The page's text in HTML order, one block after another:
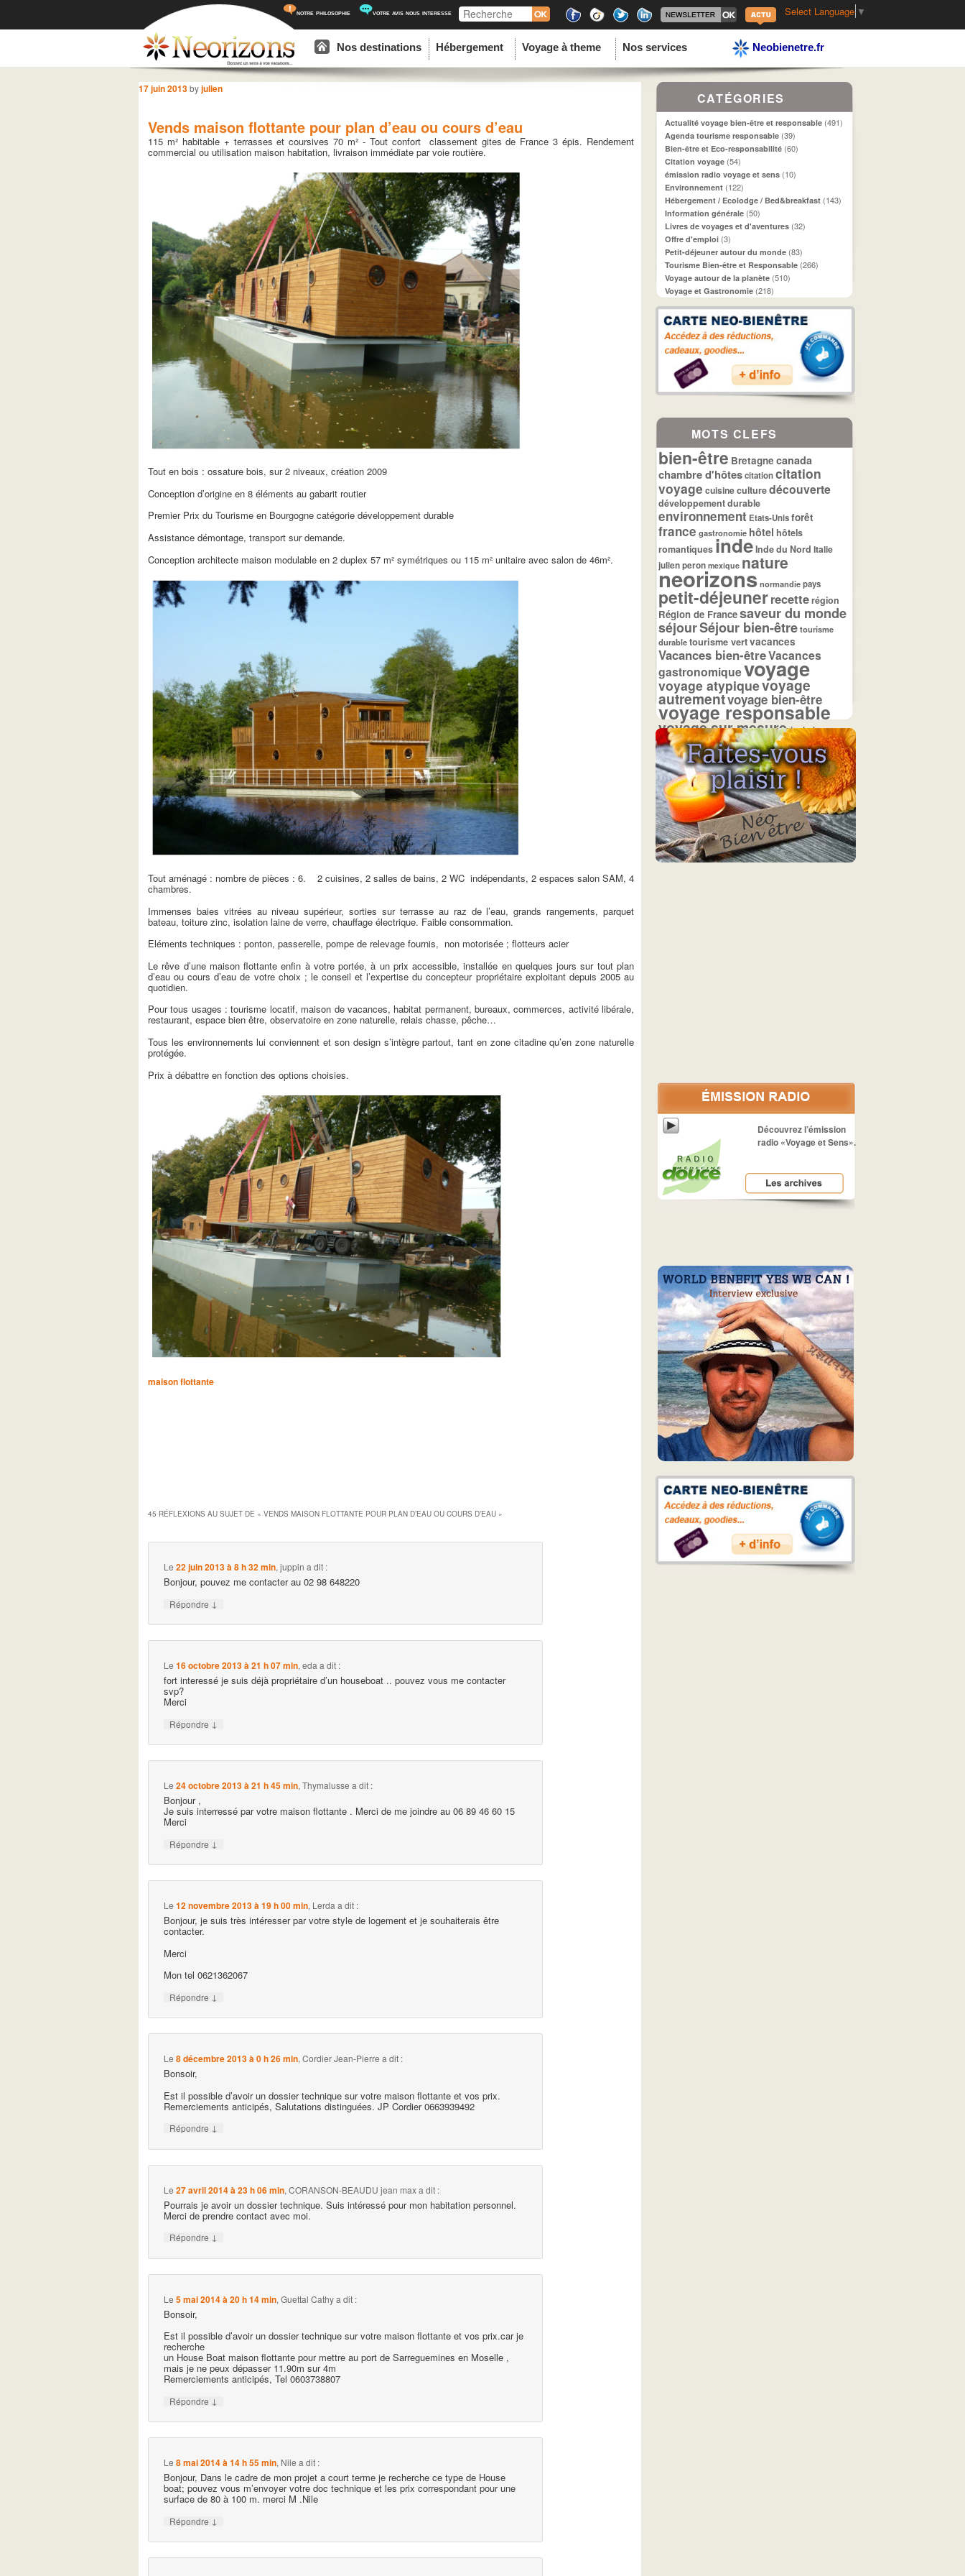
notre philosophie votre avis nous interesse Recherche Select Language ▼
Aller au contenu principal
Aller au contenu secondaire
Nos destinations Hébergement Voyage à theme Nos services Neobienetre.fr
Navigation des articles
Vends maison flottante pour plan d’eau ou cours d’eau
17 juin 2013byjulien
115 m² habitable + terrasses et coursives 70 m² - Tout confort classement gites de France 3 épis. Rendement
commercial ou utilisation maison habitation, livraison immédiate par voie routière.
Tout en bois : ossature bois, sur 2 niveaux, création 2009
Conception d’origine en 8 éléments au gabarit routier
Premier Prix du Tourisme en Bourgogne catégorie développement durable
Assistance démontage, transport sur demande.
Conception architecte maison modulable en 2 duplex 57 m² symétriques ou 115 m² unitaire avec salon de 46m².
Tout aménagé : nombre de pièces : 6. 2 cuisines, 2 salles de bains, 2 WC indépendants, 2 espaces salon SAM, 4
chambres.
Immenses baies vitrées au niveau supérieur, sorties sur terrasse au raz de l’eau, grands rangements, parquet
bateau, toiture zinc, isolation laine de verre, chauffage électrique. Faible consommation.
Eléments techniques : ponton, passerelle, pompe de relevage fournis, non motorisée ; flotteurs acier
Le rêve d’une maison flottante enfin à votre portée, à un prix accessible, installée en quelques jours sur tout plan
d’eau ou cours d’eau de votre choix ; le conseil et l’expertise du concepteur propriétaire exploitant depuis 2005 au
quotidien.
Pour tous usages : tourisme locatif, maison de vacances, habitat permanent, bureaux, commerces, activité libérale,
restaurant, espace bien être, observatoire en zone naturelle, relais chasse, pêche…
Tous les environnements lui conviennent et son design s’intègre partout, tant en zone citadine qu’en zone naturelle
protégée.
Prix à débattre en fonction des options choisies.
maison flottante
45 RÉFLEXIONS AU SUJET DE « VENDS MAISON FLOTTANTE POUR PLAN D’EAU OU COURS D’EAU »
Le22 juin 2013 à 8 h 32 min,juppin a dit :
Bonjour, pouvez me contacter au 02 98 648220
Répondre ↓
Le16 octobre 2013 à 21 h 07 min,eda a dit :
fort interessé je suis déjà propriétaire d’un houseboat .. pouvez vous me contacter
svp?
Merci
Répondre ↓
Le24 octobre 2013 à 21 h 45 min,Thymalusse a dit :
Bonjour ,
Je suis interressé par votre maison flottante . Merci de me joindre au 06 89 46 60 15
Merci
Répondre ↓
Le12 novembre 2013 à 19 h 00 min, Lerda a dit :
Bonjour, je suis très intéresser par votre style de logement et je souhaiterais être
contacter.
Merci
Mon tel 0621362067
Répondre ↓
Le8 décembre 2013 à 0 h 26 min,Cordier Jean-Pierre a dit :
Bonsoir,
Est il possible d’avoir un dossier technique sur votre maison flottante et vos prix.
Remerciements anticipés, Salutations distinguées. JP Cordier 0663939492
Répondre ↓
Le27 avril 2014 à 23 h 06 min,CORANSON-BEAUDU jean maxa dit :
Pourrais je avoir un dossier technique. Suis intéressé pour mon habitation personnel.
Merci de prendre contact avec moi.
Répondre ↓
Le5 mai 2014 à 20 h 14 min,Guettal Cathya dit :
Bonsoir,
Est il possible d’avoir un dossier technique sur votre maison flottante et vos prix.car je
recherche
un House Boat maison flottante pour mettre au port de Sarreguemines en Moselle ,
mais je ne peux dépasser 11.90m sur 4m
Remerciements anticipés, Tel 0603738807
Répondre ↓
Le8 mai 2014 à 14 h 55 min, Nile a dit :
Bonjour, Dans le cadre de mon projet a court terme je recherche ce type de House
boat; pouvez vous m’envoyer votre doc technique et les prix correspondant pour une
surface de 80 à 100 m. merci M .Nile
Répondre ↓
CATÉGORIES
Actualité voyage bien-être et responsable(491)
Agenda tourisme responsable(39)
Bien-être et Eco-responsabilité(60)
Citation voyage(54)
émission radio voyage et sens(10)
Environnement(122)
Hébergement / Ecolodge / Bed&breakfast(143)
Information générale(50)
Livres de voyages et d'aventures(32)
Offre d'emploi(3)
Petit-déjeuner autour du monde(83)
Tourisme Bien-être et Responsable(266)
Voyage autour de la planète(510)
Voyage et Gastronomie(218)
MOTS CLEFS
bien-être Bretagne canada
chambre d'hôtescitationcitation
voyage cuisineculturedécouverte
développement durable
environnement Etats-Unisforêt
france gastronomie hôtel hôtels
romantiquesindeInde du Nord Italie
julien peron mexique nature
neorizons normandie pays
petit-déjeunerrecetterégion
Région de Francesaveur du monde
séjourSéjour bien-être tourisme
durable tourisme vertvacances
Vacances bien-êtreVacances
gastronomiquevoyage
voyage atypiquevoyage
autrementvoyage bien-être
voyage responsable
voyage sur mesureécolodge
Découvrez l’émission
radio «Voyage et Sens».